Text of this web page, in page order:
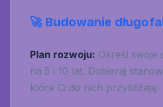
🚀 Budowanie
Plan rozwoju: Określ swoje
na 5 i 10 lat. Dobieraj
które Ci do nich przybliżają.